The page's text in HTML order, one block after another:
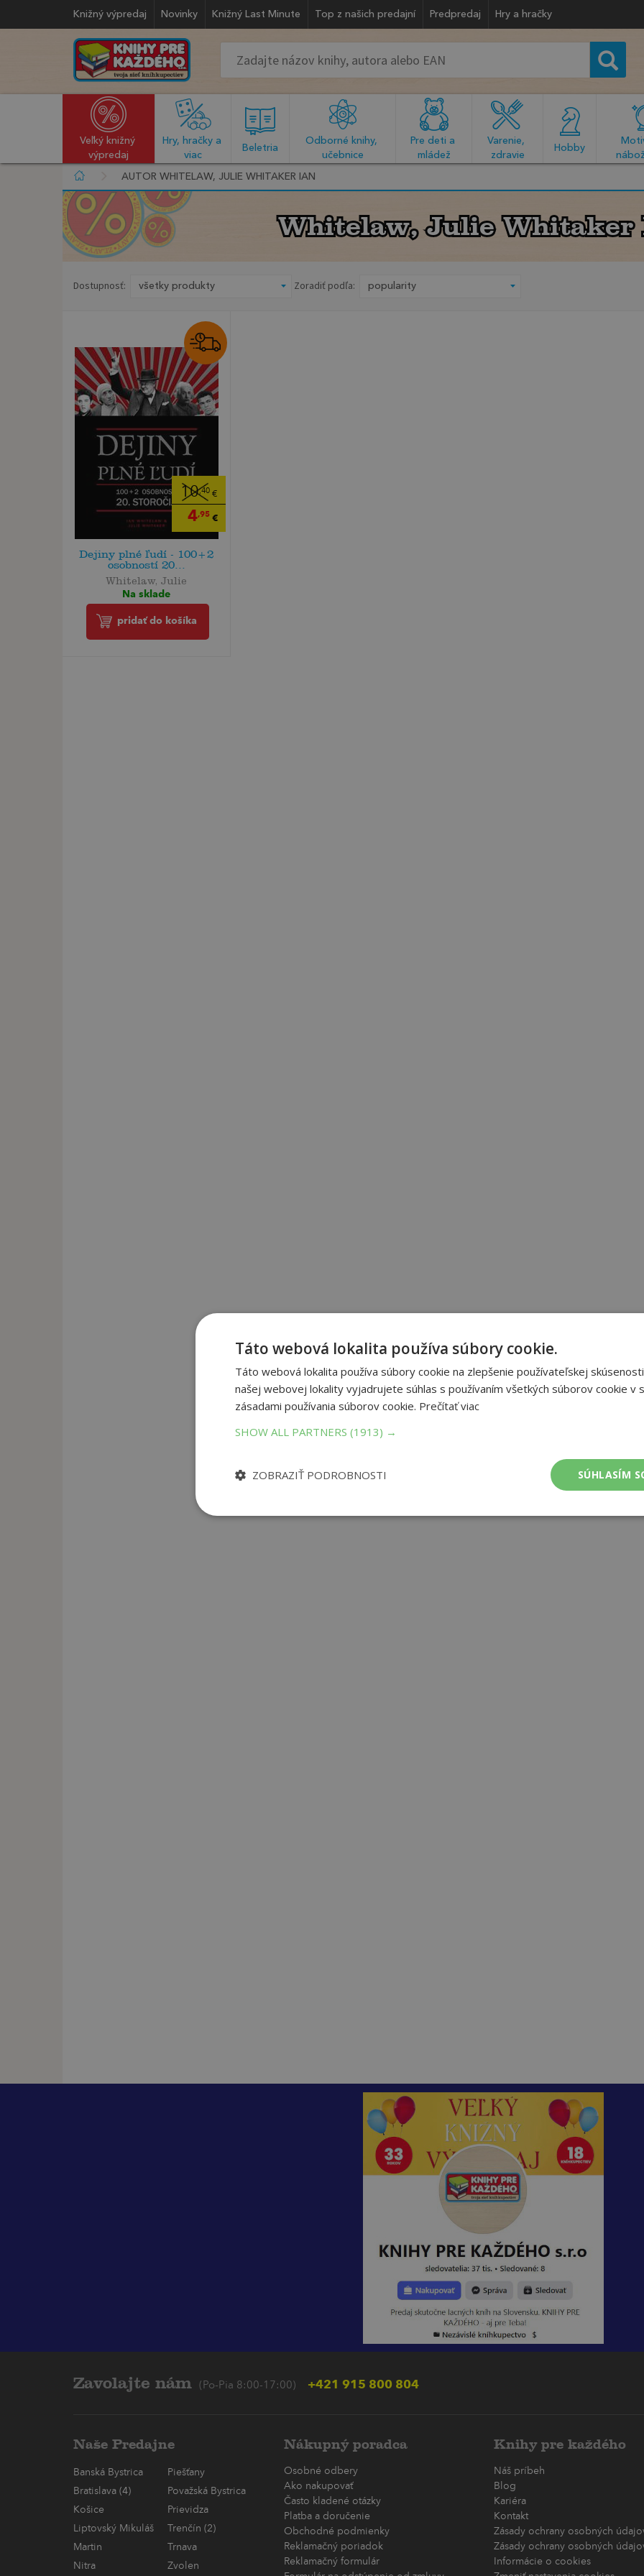
Knižný výpredaj Novinky Knižný Last Minute Top z našich predajní Predpredaj Hry a hračky
Veľký knižný
výpredaj
Hry, hračky a
viac
Beletria
Odborné knihy,
učebnice
Pre deti a
mládež
Varenie,
zdravie
Hobby
AUTOR WHITELAW, JULIE WHITAKER IAN
Whitelaw, Julie Whitaker
Whitelaw, Julie Whitaker
Dostupnosť: Zoradiť podľa:
10,40 €
4,95 €
Dejiny plné ľudí - 100+2
osobností 20...
Whitelaw, Julie
Na sklade
pridať do košíka
Zavolajte nám (Po-Pia 8:00-17:00) +421 915 800 804
Naše Predajne
Banská Bystrica
Piešťany
Bratislava (4)
Považská Bystrica
Košice
Prievidza
Liptovský Mikuláš
Trenčín (2)
Martin
Trnava
Nitra
Zvolen
Nákupný poradca
Osobné odbery
Ako nakupovať
Často kladené otázky
Platba a doručenie
Obchodné podmienky
Reklamačný poriadok
Reklamačný formulár
Knihy pre každého
Náš príbeh
Blog
Kariéra
Kontakt
Zásady ochrany osobných
Zásady ochrany osobných
Informácie o cookies
Táto webová lokalita používa súbory cookie.
Táto webová lokalita používa súbory cookie na zlepšenie používateľskej
našej webovej lokality vyjadrujete súhlas s používaním všetkých súborov cookie v
zásadami používania súborov cookie. Prečítať viac
SHOW ALL PARTNERS (1913) →
SÚHLASÍM
ZOBRAZIŤ PODROBNOSTI